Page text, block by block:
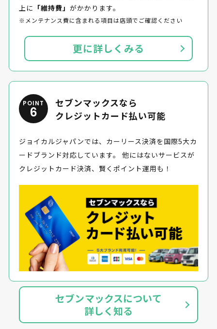
上に 「維持費」 がかかります。
※メンテナンス費に含まれる項目は店頭でご確認ください
更に詳しくみる
POINT
6
セブンマックスなら
クレジットカード払い可能
ジョイカルジャパンでは、カーリース決済を国際5大カ
ードブランド対応しています。 他にはないサービスが
クレジットカード決済、賢くポイント運用も！
セブンマックスについて
詳しく知る